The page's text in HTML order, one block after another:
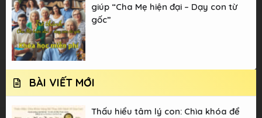
giúp “Cha Mẹ hiện đại – Dạy con từ
gốc”
BÀI VIẾT MỚI
Thấu hiểu tâm lý con: Chìa khóa để